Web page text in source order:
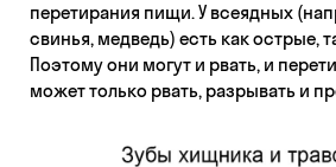
перетирания пищи. У всеядных
свинья, медведь) есть как острые,
Поэтому они могут и рвать, и
может только рвать, разрывать и